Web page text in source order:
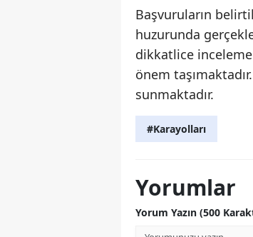
Başvuruların
huzurunda
dikkatlice
önem
sunmaktadır.
#Karayolları
Yorumlar
Yorum Yazın (500